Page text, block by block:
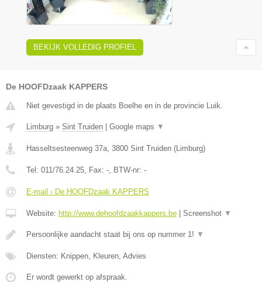
BEKIJK VOLLEDIG PROFIEL
De HOOFDzaak KAPPERS
Niet gevestigd in de plaats Boelhe en in de provincie Luik.
Limburg » Sint Truiden | Google maps ▼
Hasseltsesteenweg 37a 3800 Sint Truiden (Limburg)
Tel: 011/76.24.25 , Fax: - , BTW-nr: -
E-mail › De HOOFDzaak KAPPERS
Website: http://www.dehoofdzaakkappers.be | Screenshot ▼
Persoonlijke aandacht staat bij ons op nummer 1! ▼
Diensten: Knippen, Kleuren, Advies
Er wordt gewerkt op afspraak.